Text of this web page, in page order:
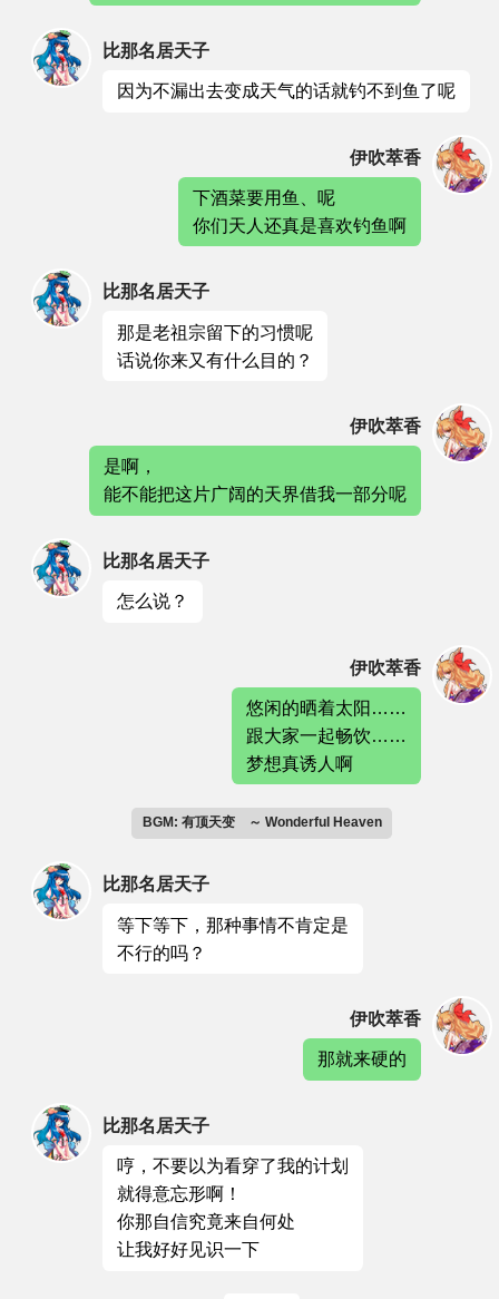
比那名居天子
因为不漏出去变成天气的话就钓不到鱼了呢
伊吹萃香
下酒菜要用鱼、呢
你们天人还真是喜欢钓鱼啊
比那名居天子
那是老祖宗留下的习惯呢
话说你来又有什么目的？
伊吹萃香
是啊，
能不能把这片广阔的天界借我一部分呢
比那名居天子
怎么说？
伊吹萃香
悠闲的晒着太阳……
跟大家一起畅饮……
梦想真诱人啊
BGM: 有顶天变 ～ Wonderful Heaven
比那名居天子
等下等下，那种事情不肯定是
不行的吗？
伊吹萃香
那就来硬的
比那名居天子
哼，不要以为看穿了我的计划
就得意忘形啊！
你那自信究竟来自何处
让我好好见识一下